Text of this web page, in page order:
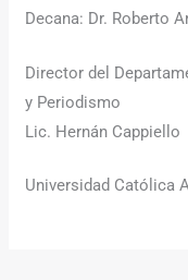
Decana: Dr. Roberto
Director del
y Periodismo
Lic. Hernán Cappiello
Universidad Católica